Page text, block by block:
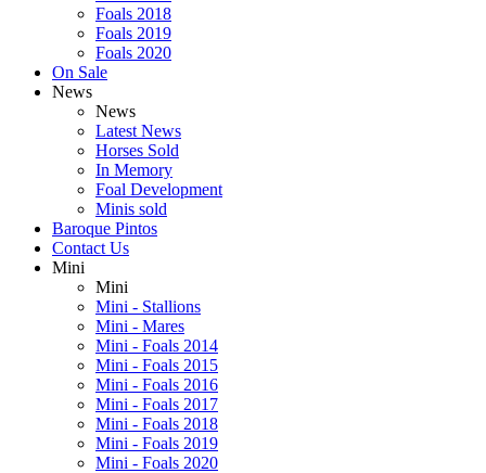
Foals 2018
Foals 2019
Foals 2020
On Sale
News
News
Latest News
Horses Sold
In Memory
Foal Development
Minis sold
Baroque Pintos
Contact Us
Mini
Mini
Mini - Stallions
Mini - Mares
Mini - Foals 2014
Mini - Foals 2015
Mini - Foals 2016
Mini - Foals 2017
Mini - Foals 2018
Mini - Foals 2019
Mini - Foals 2020